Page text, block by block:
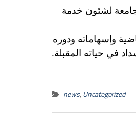
لشئون خدمة
وإسهاماته ودوره
في حياته المقبلة.
news,Uncategorized